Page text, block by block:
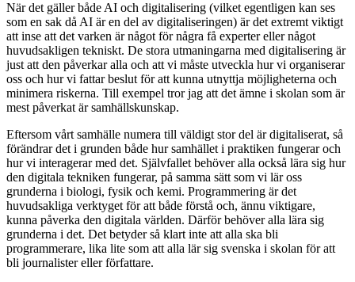
När det gäller både AI och digitalisering (vilket egentligen kan ses
som en sak då AI är en del av digitaliseringen) är det extremt viktigt
att inse att det varken är något för några få experter eller något
huvudsakligen tekniskt. De stora utmaningarna med digitalisering är
just att den påverkar alla och att vi måste utveckla hur vi organiserar
oss och hur vi fattar beslut för att kunna utnyttja möjligheterna och
minimera riskerna. Till exempel tror jag att det ämne i skolan som är
mest påverkat är samhällskunskap.
Eftersom vårt samhälle numera till väldigt stor del är digitaliserat, så
förändrar det i grunden både hur samhället i praktiken fungerar och
hur vi interagerar med det. Självfallet behöver alla också lära sig hur
den digitala tekniken fungerar, på samma sätt som vi lär oss
grunderna i biologi, fysik och kemi. Programmering är det
huvudsakliga verktyget för att både förstå och, ännu viktigare,
kunna påverka den digitala världen. Därför behöver alla lära sig
grunderna i det. Det betyder så klart inte att alla ska bli
programmerare, lika lite som att alla lär sig svenska i skolan för att
bli journalister eller författare.